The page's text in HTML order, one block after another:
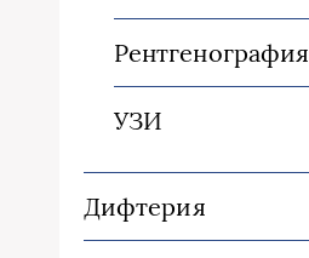
Рентгенография
УЗИ
Дифтерия